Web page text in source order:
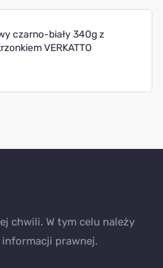
czarno-biały 340g z
VERKATTO
chwili. W tym celu należy
informacji prawnej.